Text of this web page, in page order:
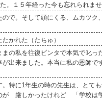
１５年経った今も忘れられませ
で。そして頭にくる、ムカツク
かれた（たちゅ）
の私を往復ビンタで本気で叱っ
出来ました。本当に私の恩師で
特に1年生の時の先生は、とて
厳しかったけれど 「学校は